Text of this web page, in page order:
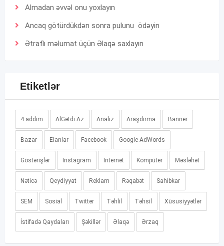
Almadan əvvəl onu yoxlayın
Ancaq götürdükdən sonra pulunu ödəyin
Ətraflı məlumat üçün Əlaqə saxlayın
Etiketlər
4 addım AlGetdi.Az Analiz Araşdırma Banner
Bazar Elanlar Facebook Google AdWords
Göstərişlər Instagram Internet Kompüter Məsləhət
Nəticə Qeydiyyat Reklam Rəqabət Sahibkar
SEM Sosial Twitter Təhlil Təhsil Xüsusiyyətlər
İstifadə Qaydaları Şəkillər Əlaqə Ərzaq